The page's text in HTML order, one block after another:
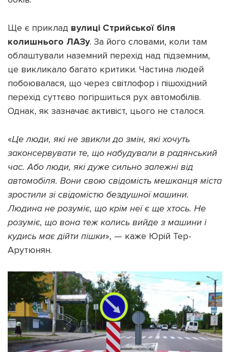
Ще є приклад вулиці Стрийської біля
колишнього ЛАЗу. За його словами, коли там
облаштували наземний перехід над підземним,
це викликало багато критики. Частина людей
побоювалася, що через світлофор і пішохідний
перехід суттєво погіршиться рух автомобілів.
Однак, як зазначає активіст, цього не сталося.
«Це люди, які не звикли до змін, які хочуть
законсервувати те, що набудували в радянський
час. Або люди, які дуже сильно залежні від
автомобіля. Вони свою свідомість мешканця міста
зростили зі свідомістю бездушної машини.
Людина не розуміє, що крім неї є ще хтось. Не
розуміє, що вона теж колись вийде з машини і
кудись має дійти пішки», — каже Юрій Тер-
Арутюнян.